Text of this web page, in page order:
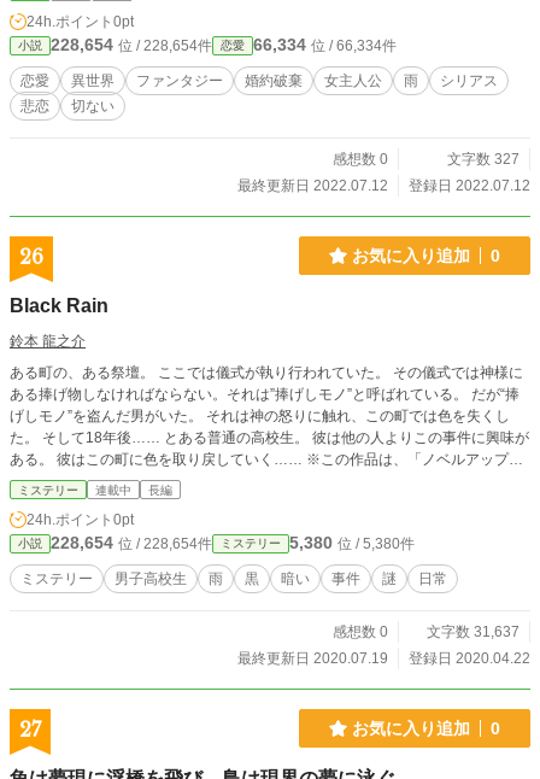
24h.ポイント 0pt
小説 228,654 位 / 228,654件 恋愛 66,334 位 / 66,334件
恋愛 異世界 ファンタジー 婚約破棄 女主人公 雨
シリアス
悲恋
切ない
感想数 0
文字数 327
最終更新日 2022.07.12
登録日 2022.07.12
26 お気に入り追加 0
Black Rain
鈴本 龍之介
ある町の、ある祭壇。 ここでは儀式が執り行われていた。 その儀式では神様に
ある捧げ物しなければならない。それは”捧げしモノ”と呼ばれている。 だが“捧
げしモノ”を盗んだ男がいた。 それは神の怒りに触れ、この町では色を失くし
た。 そして18年後…… とある普通の高校生。 彼は他の人よりこの事件に興味が
ある。 彼はこの町に色を取り戻していく…… ※この作品は、「ノベルアッププ
ラス」「カクヨム」「エブリスタ」「小説家になろう」でも公開しています。
ミステリー 連載中 長編
24h.ポイント 0pt
小説 228,654 位 / 228,654件 ミステリー 5,380 位 / 5,380件
ミステリー 男子高校生 雨 黒 暗い 事件 謎 日常
感想数 0
文字数 31,637
最終更新日 2020.07.19
登録日 2020.04.22
27 お気に入り追加 0